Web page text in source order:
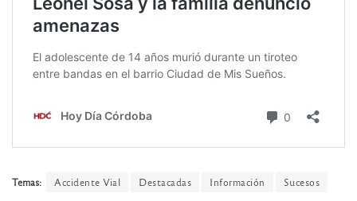
Temas: Accidente Vial Destacadas Información Sucesos